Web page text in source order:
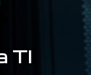
TI